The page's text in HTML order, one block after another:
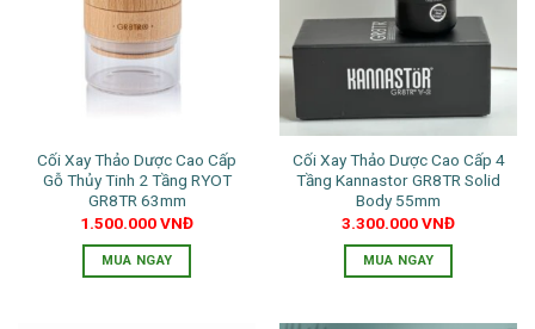
thể.
Các
tùy
chọn
được
chọn
sản
Cối Xay Thảo Dược Cao Cấp
Gỗ Thủy Tinh 2 Tầng RYOT
GR8TR 63mm
1.500.000VNĐ
MUA NGAY
Cối Xay Thảo Dược Cao Cấp 4
Tầng Kannastor GR8TR Solid
Body 55mm
3.300.000VNĐ
MUA NGAY